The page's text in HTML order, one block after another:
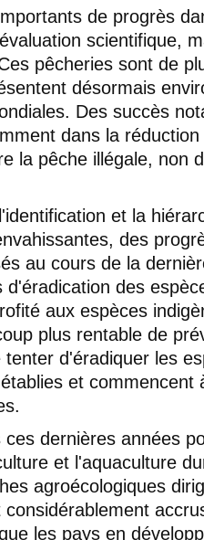
de progrès
scientifique,
pêcheries sont de
désormais
Des succès
dans la
la pêche illégale, non
et la
des
au cours de la
d'éradication des
aux espèces
plus rentable de
d'éradiquer les
et commencent
dernières années
et l'aquaculture
agroécologiques
les pays en